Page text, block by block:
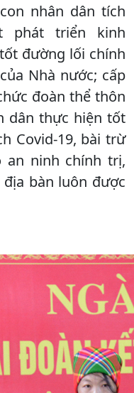
nhân dân tích
phát triển kinh
đường lối chính
Nhà nước; cấp
đoàn thể thôn
dân thực hiện tốt
Covid-19, bài trừ
an ninh chính trị,
bàn luôn được